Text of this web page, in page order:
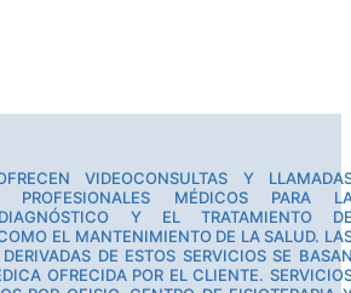
VIDEOCONSULTAS Y
PROFESIONALES MÉDICOS PARA
Y EL TRATAMIENTO
EL MANTENIMIENTO DE LA SALUD.
DE ESTOS SERVICIOS SE
OFRECIDA POR EL CLIENTE.